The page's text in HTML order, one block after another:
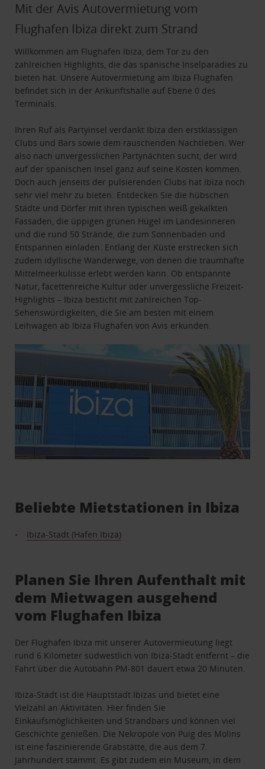
Mit der Avis Autovermietung vom
Flughafen Ibiza direkt zum Strand
Willkommen am Flughafen Ibiza, dem Tor zu den
zahlreichen Highlights, die das spanische Inselparadies zu
bieten hat. Unsere Autovermietung am Ibiza Flughafen
befindet sich in der Ankunftshalle auf Ebene 0 des
Terminals.
Ihren Ruf als Partyinsel verdankt Ibiza den erstklassigen
Clubs und Bars sowie dem rauschenden Nachtleben. Wer
also nach unvergesslichen Partynächten sucht, der wird
auf der spanischen Insel ganz auf seine Kosten kommen.
Doch auch jenseits der pulsierenden Clubs hat Ibiza noch
sehr viel mehr zu bieten: Entdecken Sie die hübschen
Städte und Dörfer mit ihren typischen weiß gekalkten
Fassaden, die üppigen grünen Hügel im Landesinneren
und die rund 50 Strände, die zum Sonnenbaden und
Entspannen einladen. Entlang der Küste erstrecken sich
zudem idyllische Wanderwege, von denen die traumhafte
Mittelmeerkulisse erlebt werden kann. Ob entspannte
Natur, facettenreiche Kultur oder unvergessliche Freizeit-
Highlights – Ibiza besticht mit zahlreichen Top-
Sehenswürdigkeiten, die Sie am besten mit einem
Leihwagen ab Ibiza Flughafen von Avis erkunden.
Beliebte Mietstationen in Ibiza
Ibiza-Stadt (Hafen Ibiza)
Planen Sie Ihren Aufenthalt mit
dem Mietwagen ausgehend
vom Flughafen Ibiza
Der Flughafen Ibiza mit unserer Autovermieutung liegt
rund 6 Kilometer südwestlich von Ibiza-Stadt entfernt – die
Fahrt über die Autobahn PM-801 dauert etwa 20 Minuten.
Ibiza-Stadt ist die Hauptstadt Ibizas und bietet eine
Vielzahl an Aktivitäten. Hier finden Sie
Einkaufsmöglichkeiten und Strandbars und können viel
Geschichte genießen. Die Nekropole von Puig des Molins
ist eine faszinierende Grabstätte, die aus dem 7.
Jahrhundert stammt. Es gibt zudem ein Museum, in dem